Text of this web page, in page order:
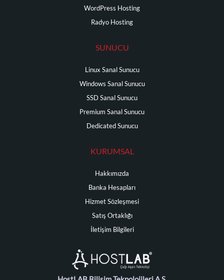
WordPress Hosting
Radyo Hosting
SUNUCU
Linux Sanal Sunucu
Windows Sanal Sunucu
SSD Sanal Sunucu
Premium Sanal Sunucu
Dedicated Sunucu
KURUMSAL
Hakkımızda
Banka Hesapları
Hizmet Sözleşmesi
Satış Ortaklığı
İletişim Bilgileri